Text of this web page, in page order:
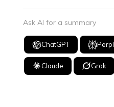
Ask AI for a summary
ChatGPT
Claude Grok